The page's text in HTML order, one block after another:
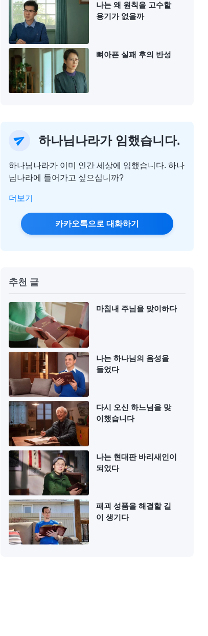
나는 왜 원칙을 고수할
용기가 없을까
뼈아픈 실패 후의 반성
하나님나라가 임했습니다.
하나님나라가 이미 인간 세상에 임했습니다. 하나
님나라에 들어가고 싶으십니까?
더보기
카카오톡으로 대화하기
추천 글
마침내 주님을 맞이하다
나는 하나님의 음성을
들었다
다시 오신 하느님을 맞
이했습니다
나는 현대판 바리새인이
되었다
패괴 성품을 해결할 길
이 생기다